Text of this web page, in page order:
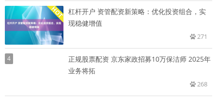
杠杆开户 资管配资新策略：优化投资组合，实
现稳健增值
271
4
正规股票配资 京东家政招募10万保洁师 2025年
业务将拓
268